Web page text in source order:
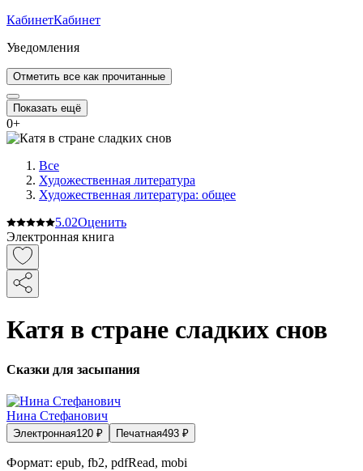
КабинетКабинет
Уведомления
Отметить все как прочитанные
Показать ещё
0+
Все
Художественная литература
Художественная литература: общее
5.02Оценить
Электронная книга
Катя в стране сладких снов
Сказки для засыпания
Нина Стефанович
Электронная120 ₽ Печатная493 ₽
Формат: epub, fb2, pdfRead, mobi